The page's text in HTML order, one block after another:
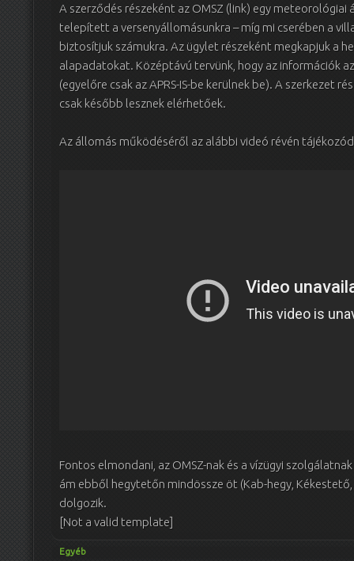
A szerződés részeként az OMSZ (link) egy meteorológiai
telepített a versenyállomásunkra – míg mi cserében a
biztosítjuk számukra. Az ügylet részeként megkapjuk a
alapadatokat. Középtávú tervünk, hogy az információk
(egyelőre csak az APRS-IS-be kerülnek be). A szerkezet
csak később lesznek elérhetőek.
Az állomás működéséről az alábbi videó révén
Fontos elmondani, az OMSZ-nak és a vízügyi
ám ebből hegytetőn mindössze öt (Kab-hegy, Kékestető,
dolgozik.
[Not a valid template]
Egyéb